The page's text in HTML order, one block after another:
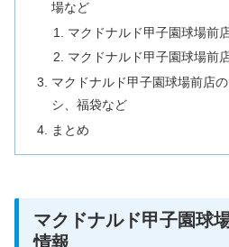
場など
マクドナルド甲子園球場前
マクドナルド甲子園球場前
マクドナルド甲子園球場前店
シ、福袋など
まとめ
マクドナルド甲子園球
情報